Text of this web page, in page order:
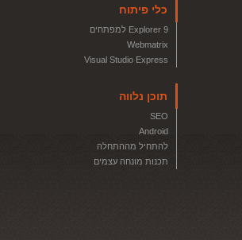
כלי פיתוח
Explorer 9 למפתחים
Webmatrix
Visual Studio Express
תוכן נלווה
SEO
Android
להתחיל מההתחלה
תכנות מונחה עצמים